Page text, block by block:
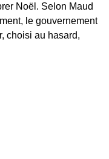
Noël. Selon Maud
le gouvernement
choisi au hasard,